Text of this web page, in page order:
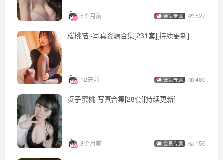
[ROSI写真]口罩系列 2026.02.07 NO.3527 [26P59MB]
[ROSI写真]口罩系列 2026.02.06 NO.3526 [61P119MB]
[ROSI写真]口罩系列 2026.02.05 NO.3525 [65P780MB]
[ROSI写真]口罩系列 2026.02.04 NO.3524 [133P282MB]
[ROSI写真]口罩系列 2026.02.03 NO.3523 [86P202MB]
[ROSI写真]口罩系列 2026.02.02 NO.3522 [153P350MB]
[ROSI写真]口罩系列 2026.02.01 NO.3521 [104P1.13GB]
[ROSI写真]口罩系列 2026.01.31 NO.3520 [58P162MB]
[ROSI写真]口罩系列 2026.01.30 NO.3519 [89P0.98GB]
[ROSI写真]口罩系列 2026.01.29 NO.3518 [175P409MB]
5个月前 会员专属 527
桜桃喵 -写真资源合集[231套][持续更新]
12天前 会员专属 469
贞子蜜桃 写真合集[28套][持续更新]
8个月前 会员专属 156